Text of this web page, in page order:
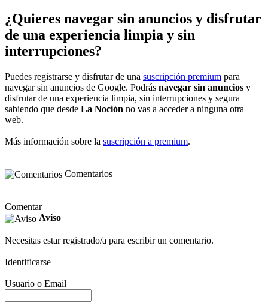
¿Quieres navegar sin anuncios y disfrutar
de una experiencia limpia y sin
interrupciones?
Puedes registrarse y disfrutar de una suscripción premium para
navegar sin anuncios de Google. Podrás navegar sin anuncios y
disfrutar de una experiencia limpia, sin interrupciones y segura
sabiendo que desde La Noción no vas a acceder a ninguna otra
web.
Más información sobre la suscripción a premium.
Comentarios
Comentar
Aviso
Necesitas estar registrado/a para escribir un comentario.
Identificarse
Usuario o Email